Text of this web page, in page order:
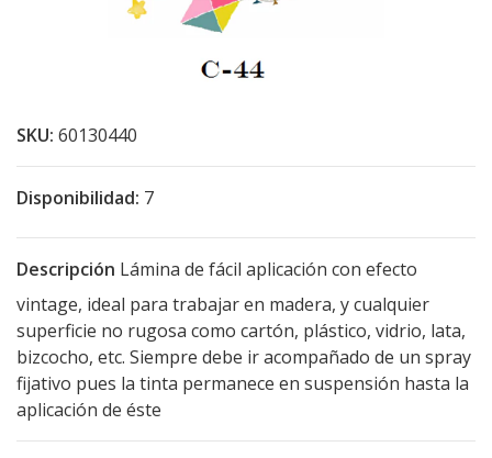
SKU: 60130440
Disponibilidad: 7
Descripción Lámina de fácil aplicación con efecto
vintage, ideal para trabajar en madera, y cualquier
superficie no rugosa como cartón, plástico, vidrio, lata,
bizcocho, etc. Siempre debe ir acompañado de un spray
fijativo pues la tinta permanece en suspensión hasta la
aplicación de éste